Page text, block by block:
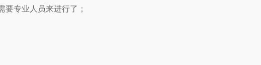
专业人员来进行了；